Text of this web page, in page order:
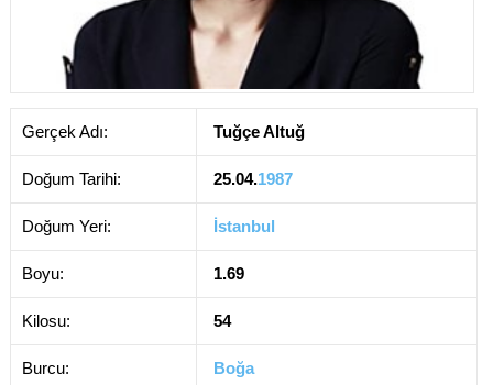
Gerçek Adı: Tuğçe Altuğ
Doğum Tarihi: 25.04.1987
Doğum Yeri: İstanbul
Boyu: 1.69
Kilosu: 54
Burcu: Boğa